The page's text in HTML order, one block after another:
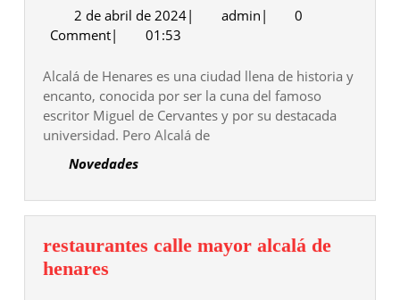
de
2 de abril de 20242
de
2024
| adminadmin
|
0
Comment| 01:53
Alcalá de Henares es una ciudad llena de historia y
encanto, conocida por ser la cuna del famoso
escritor Miguel de Cervantes y por su destacada
universidad. Pero Alcalá de
Novedades
restaurantes calle mayor alcalá de
henares